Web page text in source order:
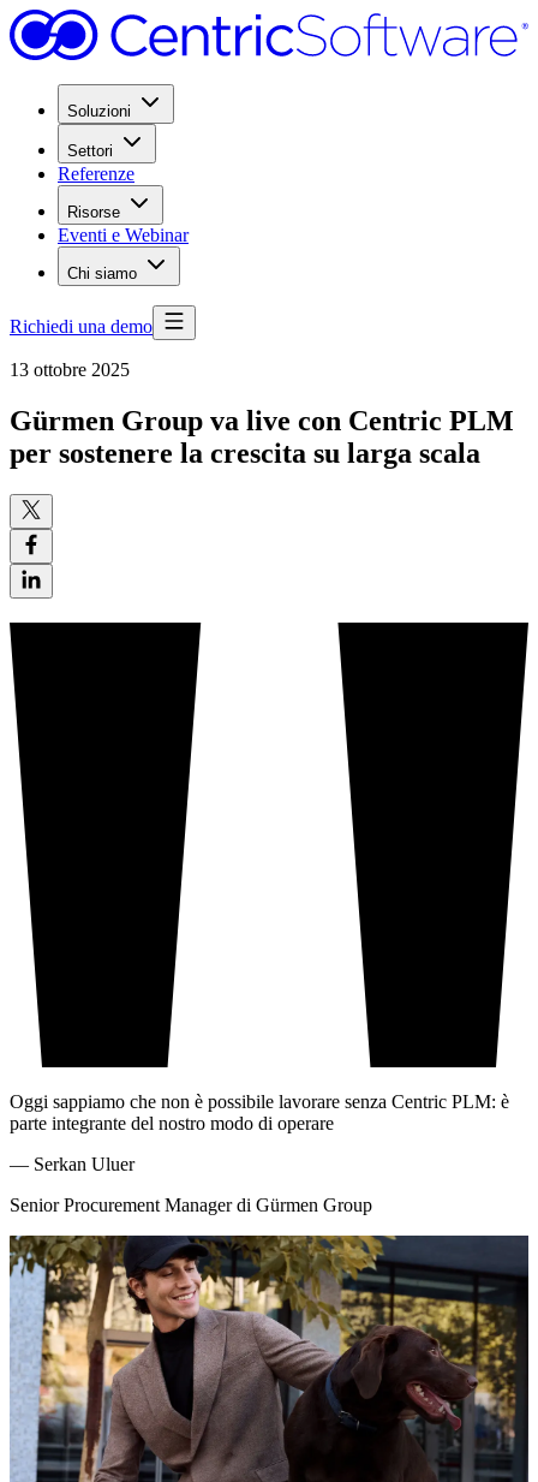
Soluzioni
Settori
Referenze
Risorse
Eventi e Webinar
Chi siamo
Richiedi una demo
13 ottobre 2025
Gürmen Group va live con Centric PLM
per sostenere la crescita su larga scala
Oggi sappiamo che non è possibile lavorare senza Centric PLM: è
parte integrante del nostro modo di operare
— Serkan Uluer
Senior Procurement Manager di Gürmen Group